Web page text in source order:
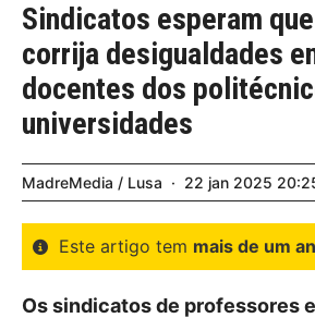
Sindicatos esperam
corrija desigualdades
docentes dos
universidades
MadreMedia / Lusa 22 jan 2025
Este artigo tem mais de um
Os sindicatos de professores